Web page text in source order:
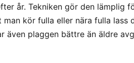
år. Tekniken gör den lämplig
kör fulla eller nära fulla lass
även plaggen bättre än äldre